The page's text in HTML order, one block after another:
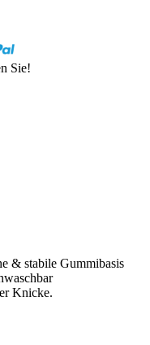
Sie!
& stabile Gummibasis
Knicke.